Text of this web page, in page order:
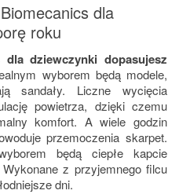
dla
roku
dziewczynki dopasujesz
wyborem będą modele,
sandały. Liczne wycięcia
powietrza, dzięki czemu
komfort. A wiele godzin
przemoczenia skarpet.
będą ciepłe kapcie
z przyjemnego filcu
dni.